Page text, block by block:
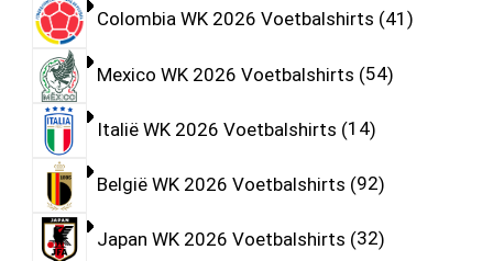
Colombia WK 2026 Voetbalshirts 41
Mexico WK 2026 Voetbalshirts 54
Italië WK 2026 Voetbalshirts 14
België WK 2026 Voetbalshirts 92
Japan WK 2026 Voetbalshirts 32